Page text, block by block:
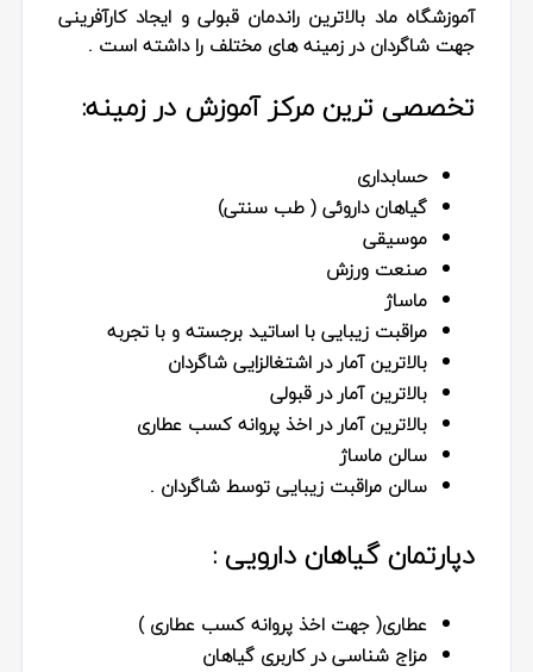
آموزشگاه ماد بالاترین راندمان قبولی و ایجاد کارآفرینی
جهت شاگردان در زمینه های مختلف را داشته است .
تخصصی ترین مرکز آموزش در زمینه:
حسابداری
گیاهان داروئی ( طب سنتی)
موسیقی
صنعت ورزش
ماساژ
مراقبت زیبایی با اساتید برجسته و با تجربه
بالاترین آمار در اشتغالزایی شاگردان
بالاترین آمار در قبولی
بالاترین آمار در اخذ پروانه کسب عطاری
سالن ماساژ
سالن مراقبت زیبایی توسط شاگردان .
دپارتمان گیاهان دارویی :
عطاری( جهت اخذ پروانه کسب عطاری )
مزاج شناسی در کاربری گیاهان